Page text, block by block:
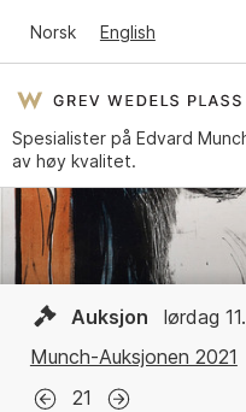
Norsk English
Spesialister på Edvard
av høy kvalitet.
Auksjon
lørdag
Munch-Auksjonen 2021
21